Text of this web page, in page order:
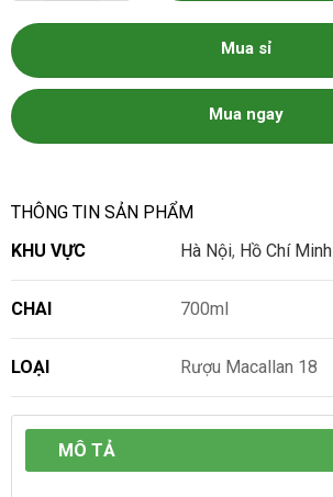
Mua sỉ
Mua ngay
THÔNG TIN SẢN PHẨM
KHU VỰC
Hà Nội, Hồ Chí Minh
CHAI 700ml
LOẠI Rượu Macallan 18
MÔ TẢ